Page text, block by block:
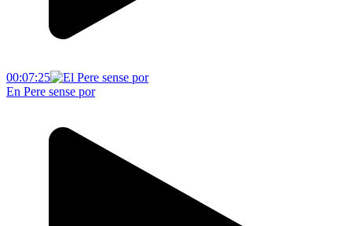
00:07:25
En Pere sense por